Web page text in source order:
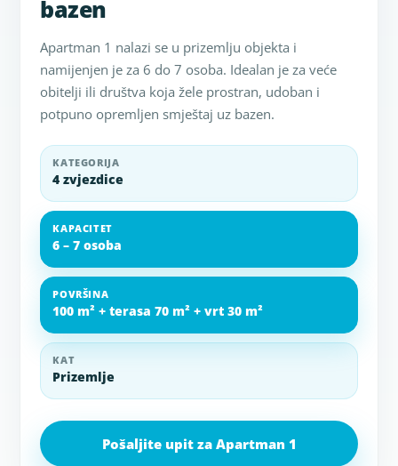
bazen
Apartman 1 nalazi se u prizemlju objekta i
namijenjen je za 6 do 7 osoba. Idealan je za veće
obitelji ili društva koja žele prostran, udoban i
potpuno opremljen smještaj uz bazen.
KATEGORIJA
4 zvjezdice
KAPACITET
6 – 7 osoba
POVRŠINA
100 m² + terasa 70 m² + vrt 30 m²
KAT
Prizemlje
Pošaljite upit za Apartman 1